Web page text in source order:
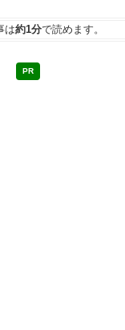
は約1分で読めます。
PR